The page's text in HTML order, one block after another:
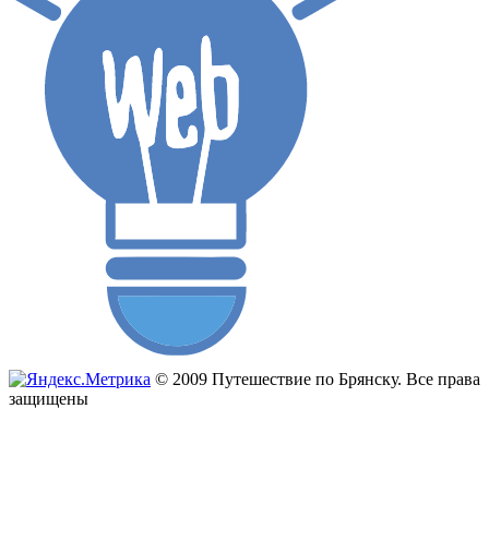
© 2009 Путешествие по Брянску. Все права
защищены